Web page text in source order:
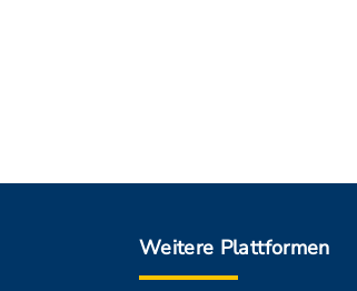
Weitere Plattformen